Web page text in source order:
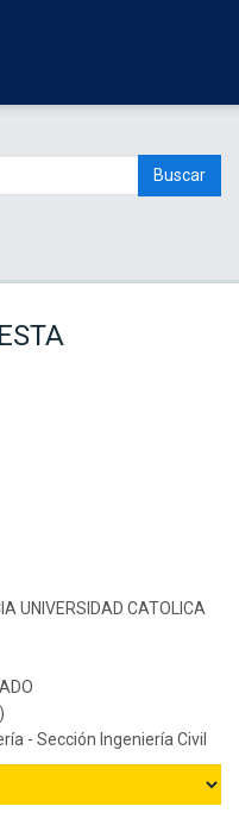
Buscar
UNIVERSIDAD CATOLICA
- Sección Ingeniería Civil